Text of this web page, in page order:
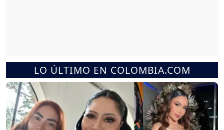
LO ÚLTIMO EN COLOMBIA.COM